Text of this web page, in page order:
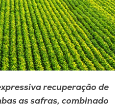
recuperação de
as safras, combinado